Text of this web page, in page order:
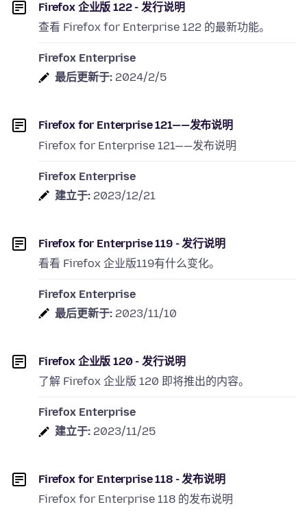
Firefox 企业版 122 - 发行说明
查看 Firefox for Enterprise 122 的最新功能。
Firefox Enterprise
最后更新于: 2024/2/5
Firefox for Enterprise 121——发布说明
Firefox for Enterprise 121——发布说明
Firefox Enterprise
建立于: 2023/12/21
Firefox for Enterprise 119 - 发行说明
看看 Firefox 企业版119有什么变化。
Firefox Enterprise
最后更新于: 2023/11/10
Firefox 企业版 120 - 发行说明
了解 Firefox 企业版 120 即将推出的内容。
Firefox Enterprise
建立于: 2023/11/25
Firefox for Enterprise 118 - 发布说明
Firefox for Enterprise 118 的发布说明